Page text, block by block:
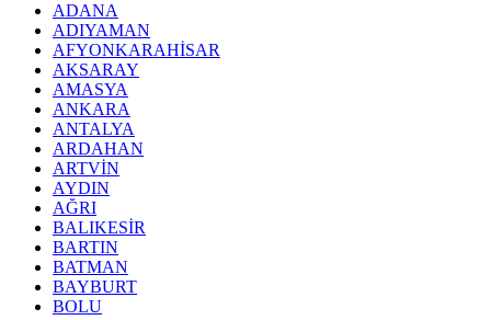
ADANA
ADIYAMAN
AFYONKARAHİSAR
AKSARAY
AMASYA
ANKARA
ANTALYA
ARDAHAN
ARTVİN
AYDIN
AĞRI
BALIKESİR
BARTIN
BATMAN
BAYBURT
BOLU